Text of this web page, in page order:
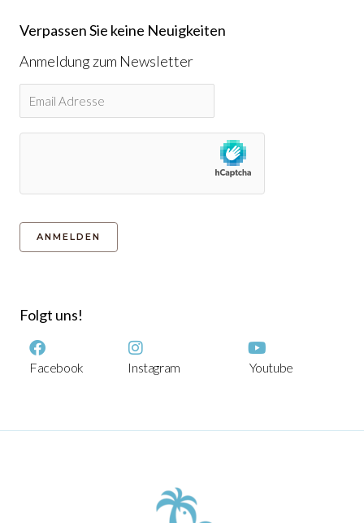
Verpassen Sie keine Neuigkeiten
Anmeldung zum Newsletter
Folgt uns!
Facebook Instagram Youtube